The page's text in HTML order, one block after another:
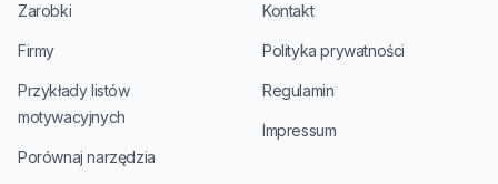
Zarobki
Firmy
Przykłady listów
motywacyjnych
Porównaj narzędzia
Kontakt
Polityka prywatności
Regulamin
Impressum